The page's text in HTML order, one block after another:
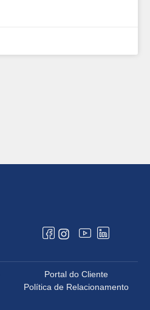
Portal do Cliente
Política de Relacionamento